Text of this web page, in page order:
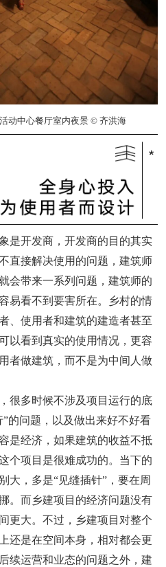
动中心餐厅室内夜景 © 齐洪海
是开发商，开发商的目的其实
直接解决使用的问题，建筑师
会带来一系列问题，建筑师的
易看不到要害所在。乡村的情
、使用者和建筑的建造者甚至
以看到真实的使用情况，更容
者做建筑，而不是为中间人做
很多时候不涉及项目运行的底
的问题，以及做出来好不好看
是经济，如果建筑的收益不抵
个项目是很难成功的。当下的
大，多是“见缝插针”，要在周
。而乡建项目的经济问题没有
更大。不过，乡建项目对整个
还是在空间本身，相对都会更
续运营和业态的问题之外，建